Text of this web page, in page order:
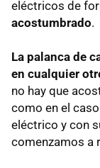
eléctricos de
acostumbrado.
La palanca de
en cualquier
no hay que
como en el
eléctrico y con
comenzamos a